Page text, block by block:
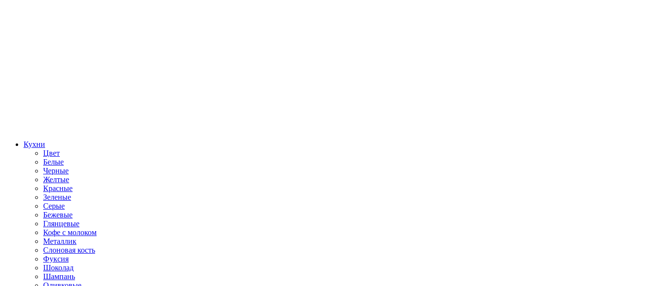
Кухни
Цвет
Белые
Черные
Желтые
Красные
Зеленые
Серые
Бежевые
Глянцевые
Кофе с молоком
Металлик
Слоновая кость
Фуксия
Шоколад
Шампань